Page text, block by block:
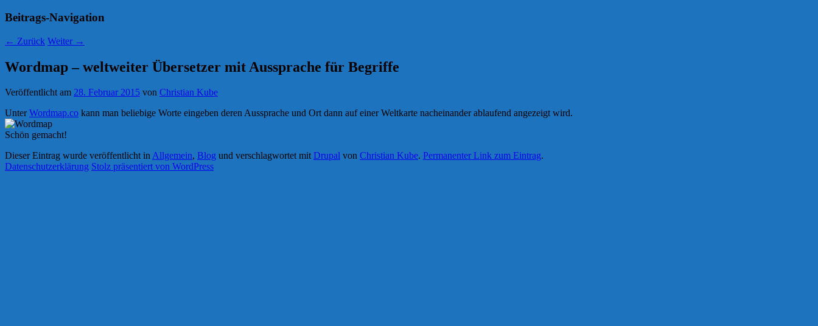
Beitrags-Navigation
← Zurück Weiter →
Wordmap – weltweiter Übersetzer mit Aussprache für Begriffe
Veröffentlicht am 28. Februar 2015 von Christian Kube
UnterWordmap.co kann man beliebige Worte eingeben deren Aussprache und Ort dann auf einer Weltkarte nacheinander ablaufend angezeigt wird.
Schön gemacht!
Dieser Eintrag wurde veröffentlicht inAllgemein, Blog und verschlagwortet mitDrupal von Christian Kube. Permanenter Link zum Eintrag.
Datenschutzerklärung Stolz präsentiert von WordPress